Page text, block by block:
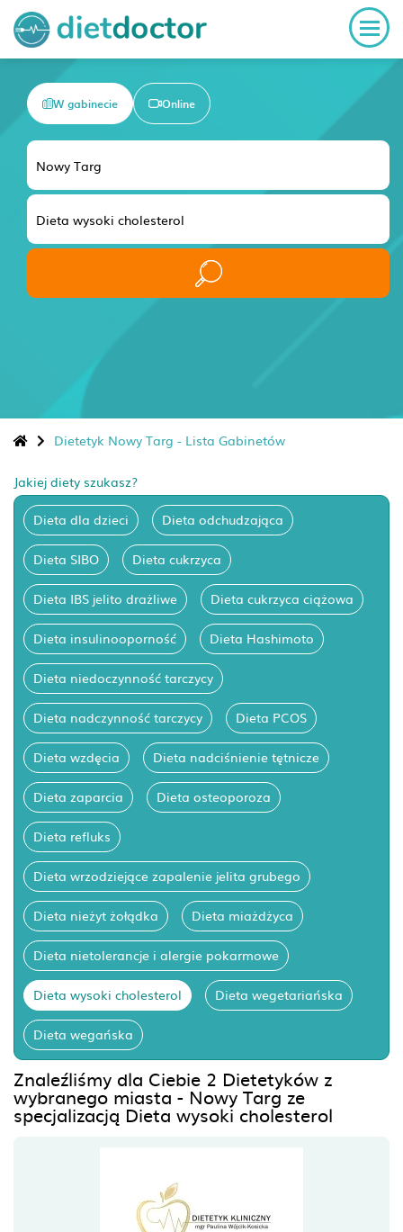
W gabinecie Online
Dietetyk Nowy Targ - Lista Gabinetów
Jakiej diety szukasz?
Dieta dla dzieci Dieta odchudzająca
Dieta SIBO Dieta cukrzyca
Dieta IBS jelito drażliwe Dieta cukrzyca ciążowa
Dieta insulinooporność Dieta Hashimoto
Dieta niedoczynność tarczycy
Dieta nadczynność tarczycy Dieta PCOS
Dieta wzdęcia Dieta nadciśnienie tętnicze
Dieta zaparcia Dieta osteoporoza
Dieta refluks
Dieta wrzodziejące zapalenie jelita grubego
Dieta nieżyt żołądka Dieta miażdżyca
Dieta nietolerancje i alergie pokarmowe
Dieta wysoki cholesterol Dieta wegetariańska
Dieta wegańska
Znaleźliśmy dla Ciebie 2 Dietetyków z
wybranego miasta - Nowy Targ ze
specjalizacją Dieta wysoki cholesterol